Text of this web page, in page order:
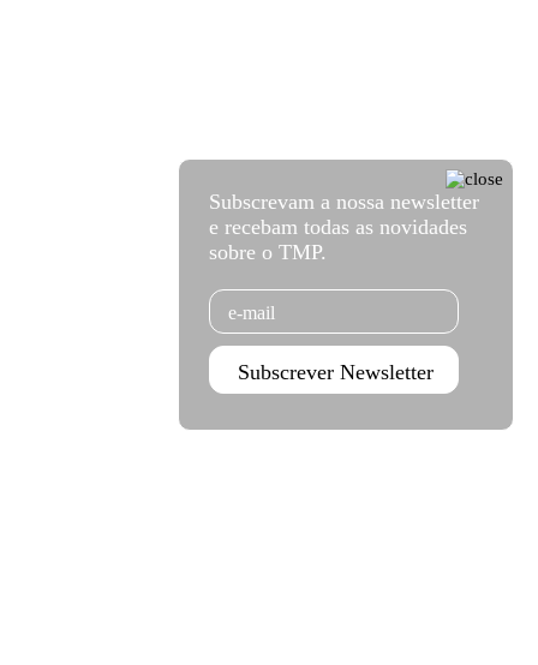
Subscrevam a nossa newsletter
e recebam todas as novidades
sobre o TMP.
Email
Subscrever Newsletter